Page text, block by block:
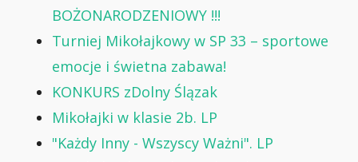
BOŻONARODZENIOWY !!!
Turniej Mikołajkowy w SP 33 – sportowe
emocje i świetna zabawa!
KONKURS zDolny Ślązak
Mikołajki w klasie 2b. LP
"Każdy Inny - Wszyscy Ważni". LP